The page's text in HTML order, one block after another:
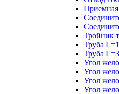
Приемная
Тройник
Труба
Труба
Угол
Угол
Угол
Угол